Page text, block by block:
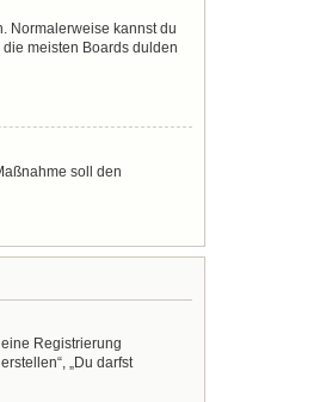
Normalerweise kannst du
meisten Boards dulden
soll den
Registrierung
„Du darfst